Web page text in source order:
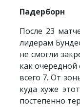
Падерборн
После 23
лидерам
не смогли
как очередной
всего 7. От
куда хуже
постепенно